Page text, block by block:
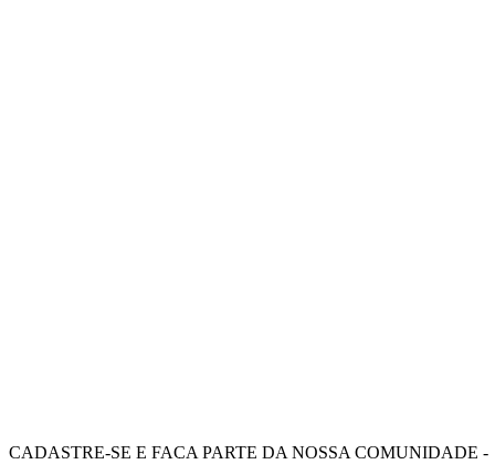
CADASTRE-SE E FAÇA PARTE DA NOSSA COMUNIDADE -